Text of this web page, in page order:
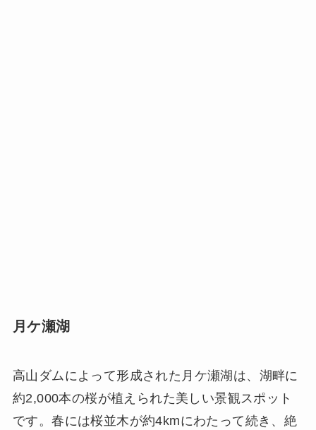
月ケ瀬湖
高山ダムによって形成された月ケ瀬湖は、湖畔に
約2,000本の桜が植えられた美しい景観スポット
です。春には桜並木が約4kmにわたって続き、絶